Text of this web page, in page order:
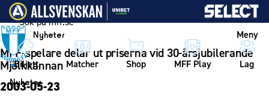
Vidare till innehållet
Nyheter Meny
Biljett Matcher Shop MFF Play Lag
Nyheter
MFF-spelare delar ut priserna vid 30-årsjubilerande
Mjölkkannan
2003-05-23